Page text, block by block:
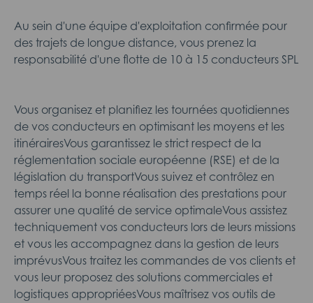
Au sein d'une équipe d'exploitation confirmée pour
des trajets de longue distance, vous prenez la
responsabilité d'une flotte de 10 à 15 conducteurs SPL
Vous organisez et planifiez les tournées quotidiennes
de vos conducteurs en optimisant les moyens et les
itinérairesVous garantissez le strict respect de la
réglementation sociale européenne (RSE) et de la
législation du transportVous suivez et contrôlez en
temps réel la bonne réalisation des prestations pour
assurer une qualité de service optimaleVous assistez
techniquement vos conducteurs lors de leurs missions
et vous les accompagnez dans la gestion de leurs
imprévusVous traitez les commandes de vos clients et
vous leur proposez des solutions commerciales et
logistiques appropriéesVous maîtrisez vos outils de